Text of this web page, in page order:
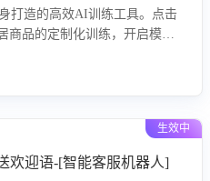
打造的高效AI训练工具。点击
商品的定制化训练，开启模拟
对能力。
生效中
欢迎语-[智能客服机器人]